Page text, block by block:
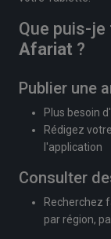
Que puis-
Afariat ?
Publier une
Plus besoin
Rédigez
l'application
Consulter
Recherchez
par région,